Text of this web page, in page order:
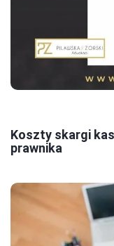
Koszty skargi
prawnika